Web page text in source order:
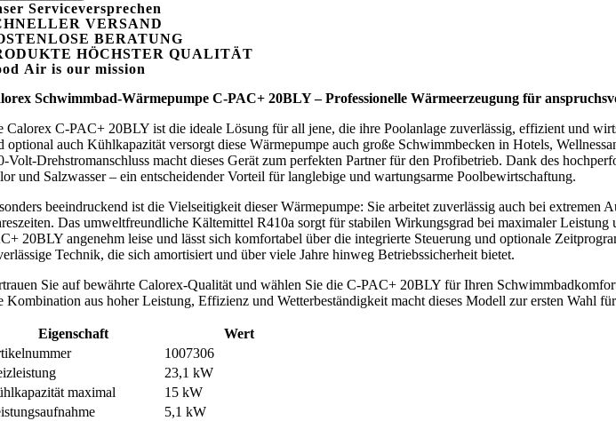
Serviceversprechen
VERSAND
BERATUNG
HÖCHSTER QUALITÄT
Air is our mission
Schwimmbad-Wärmepumpe C-PAC+ 20BLY – Professionelle Wärmeerzeugung für
Calorex C-PAC+ 20BLY ist die ideale Lösung für all jene, die ihre Poolanlage zuverlässig, effizient und
optional auch Kühlkapazität versorgt diese Wärmepumpe auch große Schwimmbecken in Hotels,
Volt-Drehstromanschluss macht dieses Gerät zum perfekten Partner für den Profibetrieb. Dank des
und Salzwasser – ein entscheidender Vorteil für langlebige und wartungsarme Poolbewirtschaftung.
beeindruckend ist die Vielseitigkeit dieser Wärmepumpe: Sie arbeitet zuverlässig auch bei
Das umweltfreundliche Kältemittel R410a sorgt für stabilen Wirkungsgrad bei maximaler
20BLY angenehm leise und lässt sich komfortabel über die integrierte Steuerung und optionale
Technik, die sich amortisiert und über viele Jahre hinweg Betriebssicherheit bietet.
Sie auf bewährte Calorex-Qualität und wählen Sie die C-PAC+ 20BLY für Ihren
Kombination aus hoher Leistung, Effizienz und Wetterbeständigkeit macht dieses Modell zur ersten Wahl
Eigenschaft
Wert
1007306
23,1 kW
maximal
15 kW
5,1 kW